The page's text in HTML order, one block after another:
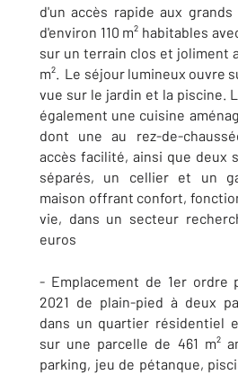
d'un accès rapide aux
d'environ 110 m² habitables
sur un terrain clos et joliment
m². Le séjour lumineux ouvre
vue sur le jardin et la piscine.
également une cuisine
dont une au rez-de-
accès facilité, ainsi que deux
séparés, un cellier et un
maison offrant confort,
vie, dans un secteur
euros
- Emplacement de 1er ordre
2021 de plain-pied à deux
dans un quartier résidentiel
sur une parcelle de 461 m²
parking, jeu de pétanque,